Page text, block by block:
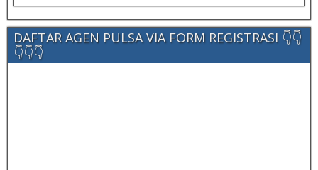
DAFTAR AGEN PULSA VIA FORM REGISTRASI 👇👇
👇👇👇